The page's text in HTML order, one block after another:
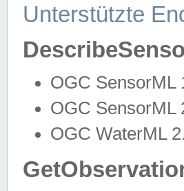
Unterstützte
OGC SensorML
OGC SensorML
OGC WaterML